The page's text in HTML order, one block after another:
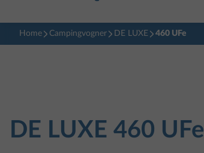
Home Campingvogner DE LUXE 460 UFe
DE LUXE 460 UFe